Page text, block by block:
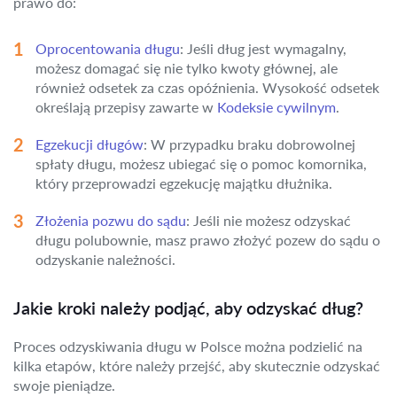
Oprocentowania długu: Jeśli dług jest wymagalny,
możesz domagać się nie tylko kwoty głównej, ale
również odsetek za czas opóźnienia. Wysokość odsetek
określają przepisy zawarte w Kodeksie cywilnym
Egzekucji długów: W przypadku braku dobrowolnej
spłaty długu, możesz ubiegać się o pomoc komornika,
który przeprowadzi egzekucję majątku dłużnika.
Złożenia pozwu do sądu: Jeśli nie możesz odzyskać
długu polubownie, masz prawo złożyć pozew do sądu o
odzyskanie należności.
Jakie kroki należy podjąć, aby odzyskać dług?
Proces odzyskiwania długu w Polsce można podzielić na
kilka etapów, które należy przejść, aby skutecznie odzyskać
swoje pieniądze.